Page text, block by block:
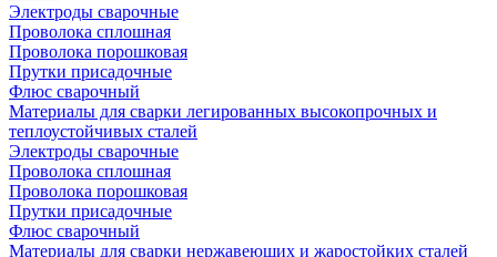
Электроды сварочные
Проволока сплошная
Проволока порошковая
Прутки присадочные
Флюс сварочный
Материалы для сварки легированных высокопрочных и
теплоустойчивых сталей
Электроды сварочные
Проволока сплошная
Проволока порошковая
Прутки присадочные
Флюс сварочный
Материалы для сварки нержавеющих и жаростойких сталей